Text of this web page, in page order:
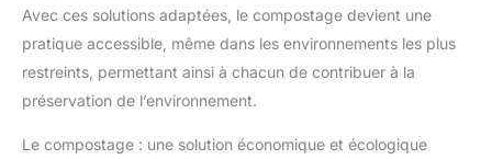
Avec ces solutions adaptées, le compostage devient une
pratique accessible, même dans les environnements les plus
restreints, permettant ainsi à chacun de contribuer à la
préservation de l’environnement.
Le compostage : une solution économique et écologique